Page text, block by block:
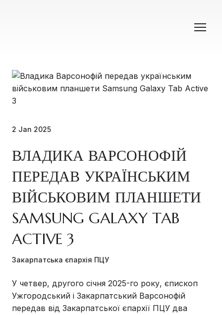
2 Jan 2025
ВЛАДИКА ВАРСОНОФІЙ
ПЕРЕДАВ УКРАЇНСЬКИМ
ВІЙСЬКОВИМ ПЛАНШЕТИ
SAMSUNG GALAXY TAB
ACTIVE 3
Закарпатська єпархія ПЦУ
У четвер, другого січня 2025-го року, єпископ
Ужгородський і Закарпатський Варсонофій
передав від Закарпатської єпархії ПЦУ два